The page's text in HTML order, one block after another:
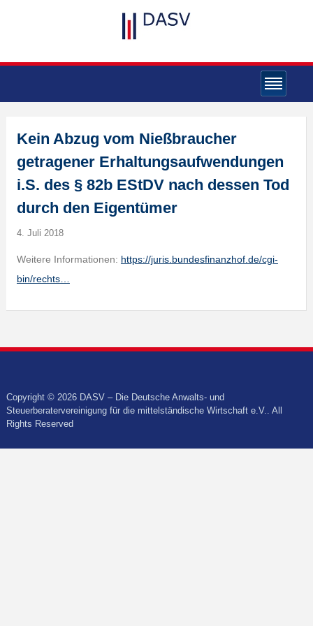
Kein Abzug vom Nießbraucher
getragener Erhaltungsaufwendungen
i.S. des § 82b EStDV nach dessen Tod
durch den Eigentümer
4. Juli 2018
Weitere Informationen: https://juris.bundesfinanzhof.de/cgi-
bin/rechts…
Copyright © 2026 DASV – Die Deutsche Anwalts- und
Steuerberatervereinigung für die mittelständische Wirtschaft e.V.. All
Rights Reserved